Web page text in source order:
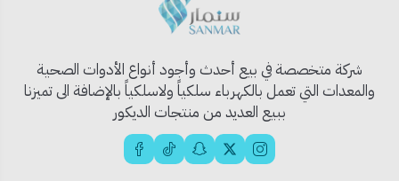
1 × قفل ذهبي 50 ملم من كانا
2 × مفاتيح أصلية
🧱 الاستخدام المثالي:
أقفال الأبواب الرئيسية والمستودعات
شركة متخصصة في بيع أحدث وأجود أنواع الأدوات الصحية
والمعدات التي تعمل بالكهرباء سلكياً ولاسلكياً بالإضافة الى تميزنا
ببيع العديد من منتجات الديكور